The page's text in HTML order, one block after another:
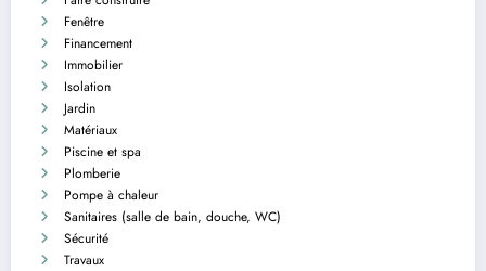
Fenêtre
Financement
Immobilier
Isolation
Jardin
Matériaux
Piscine et spa
Plomberie
Pompe à chaleur
Sanitaires (salle de bain, douche, WC)
Sécurité
Travaux